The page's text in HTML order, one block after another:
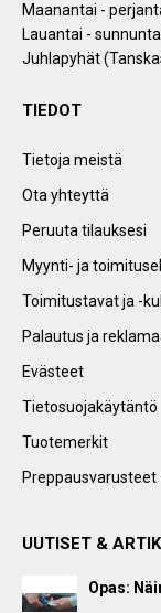
Maanantai -
Lauantai -
Juhlapyhät
TIEDOT
Tietoja meistä
Ota yhteyttä
Peruuta tilauksesi
Myynti- ja
Toimitustavat ja -
Palautus ja
Evästeet
Tietosuojakäytäntö
Tuotemerkit
UUTISET &
Opas: